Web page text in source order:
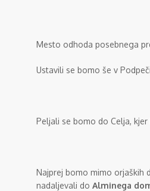
Mesto odhoda posebnega
Ustavili se bomo še v
Peljali se bomo do Celja,
Najprej bomo mimo orjaških
nadaljevali do Alminega